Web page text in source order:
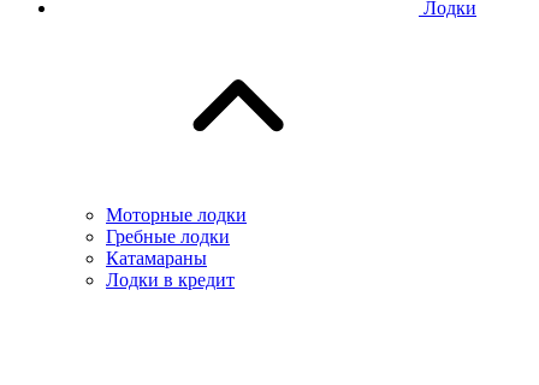
Лодки
Моторные лодки
Гребные лодки
Катамараны
Лодки в кредит